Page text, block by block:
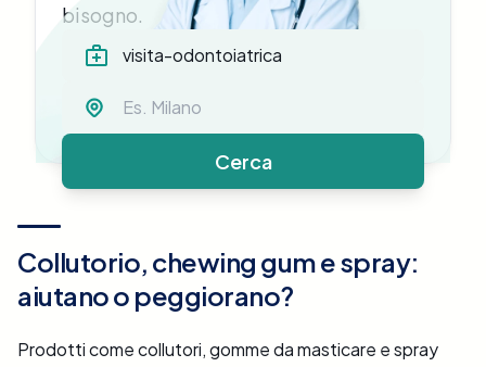
bisogno.
Cerca
Collutorio, chewing gum e spray:
aiutano o peggiorano?
Prodotti come collutori, gomme da masticare e spray